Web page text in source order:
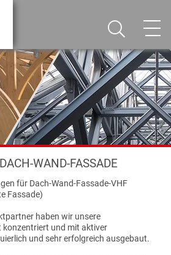
WAND-FASSADE
für Dach-Wand-Fassade-VHF
Fassade)
haben wir unsere
und mit aktiver
und sehr erfolgreich ausgebaut.